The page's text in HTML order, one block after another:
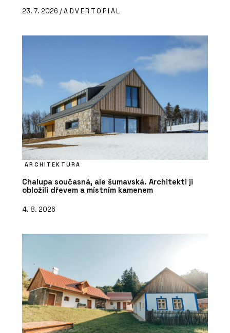
23. 7. 2026 /ADVERTORIAL
ARCHITEKTURA
Chalupa současná, ale šumavská. Architekti ji
obložili dřevem a místním kamenem
4. 8. 2026